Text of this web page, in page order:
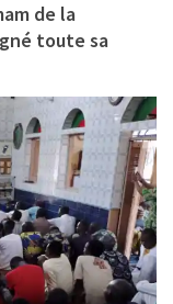
de la
toute sa